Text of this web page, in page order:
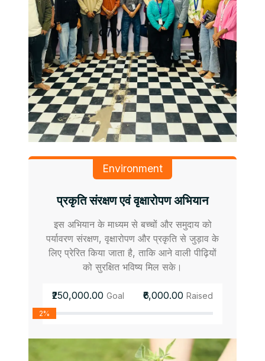
Environment
प्रकृति संरक्षण एवं वृक्षारोपण अभियान
इस अभियान के माध्यम से बच्चों और समुदाय को
पर्यावरण संरक्षण, वृक्षारोपण और प्रकृति से जुड़ाव के
लिए प्रेरित किया जाता है, ताकि आने वाली पीढ़ियों
को सुरक्षित भविष्य मिल सके।
₹250,000.00 Goal ₹6,000.00 Raised
2%